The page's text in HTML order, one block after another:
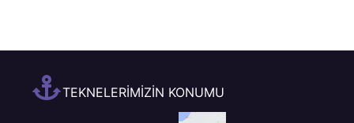
TEKNELERİMİZİN KONUMU